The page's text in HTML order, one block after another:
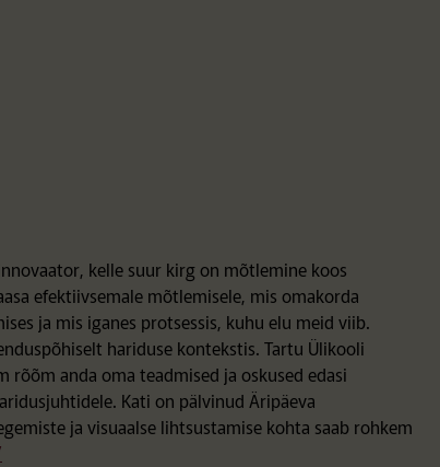
kelle suur kirg on mõtlemine koos
efektiivsemale mõtlemisele, mis omakorda
ja mis iganes protsessis, kuhu elu meid viib.
hariduse kontekstis. Tartu Ülikooli
anda oma teadmised ja oskused edasi
Kati on pälvinud Äripäeva
ja visuaalse lihtsustamise kohta saab rohkem